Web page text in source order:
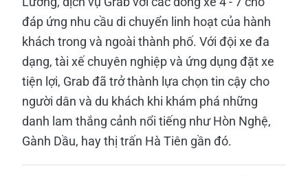
đáp ứng nhu cầu di chuyển linh hoạt của hành
khách trong và ngoài thành phố. Với đội xe đa
dạng, tài xế chuyên nghiệp và ứng dụng đặt xe
tiện lợi, Grab đã trở thành lựa chọn tin cậy cho
người dân và du khách khi khám phá những
danh lam thắng cảnh nổi tiếng như Hòn Nghệ,
Gành Dầu, hay thị trấn Hà Tiên gần đó.